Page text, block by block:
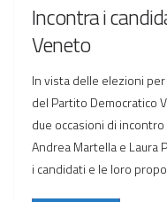
Incontra i
Veneto
In vista delle elezioni
del Partito Democratico
due occasioni di
Andrea Martella e Laura
i candidati e le loro